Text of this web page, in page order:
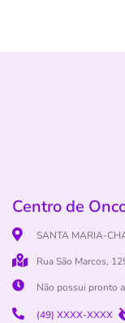
Centro de
SANTA MARIA-
Rua São Marcos,
Não possui pronto
(49) XXXX-XXXX